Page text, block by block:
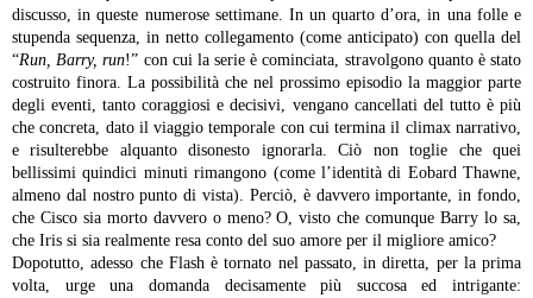
discusso, in queste numerose settimane. In un quarto d’ora, in una folle e
stupenda sequenza, in netto collegamento (come anticipato) con quella del
“Run, Barry, run!” con cui la serie è cominciata, stravolgono quanto è stato
costruito finora. La possibilità che nel prossimo episodio la maggior parte
degli eventi, tanto coraggiosi e decisivi, vengano cancellati del tutto è più
che concreta, dato il viaggio temporale con cui termina il climax narrativo,
e risulterebbe alquanto disonesto ignorarla. Ciò non toglie che quei
bellissimi quindici minuti rimangono (come l’identità di Eobard Thawne,
almeno dal nostro punto di vista). Perciò, è davvero importante, in fondo,
che Cisco sia morto davvero o meno? O, visto che comunque Barry lo sa,
che Iris si sia realmente resa conto del suo amore per il migliore amico?
Dopotutto, adesso che Flash è tornato nel passato, in diretta, per la prima
volta, urge una domanda decisamente più succosa ed intrigante: